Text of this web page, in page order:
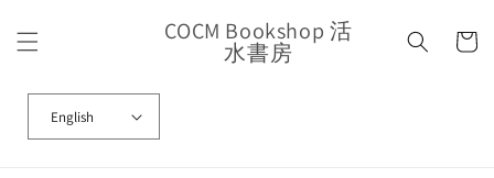
content
COCM Bookshop 活
水書房
English
Cart